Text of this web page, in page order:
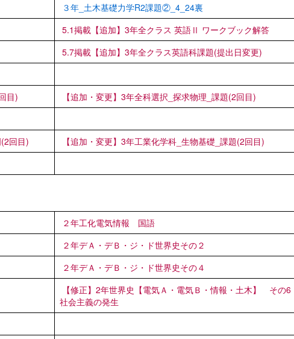
３年_土木基礎力学R2課題②_4_24裏
5.1掲載【追加】3年全クラス 英語Ⅱ ワークブック解答
5.7掲載【追加】3年全クラス英語科課題(提出日変更)
目)
【追加・変更】3年全科選択_探求物理_課題(2回目)
回目)
【追加・変更】3年工業化学科_生物基礎_課題(2回目)
２年工化電気情報 国語
２年デＡ・デＢ・ジ・ド世界史その２
２年デＡ・デＢ・ジ・ド世界史その４
【修正】2年世界史【電気Ａ・電気Ｂ・情報・土木】 その6
社会主義の発生